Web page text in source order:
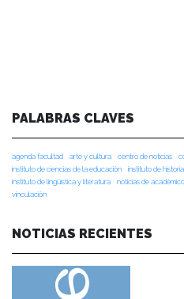
PALABRAS CLAVES
agenda facultad arte y cultura centro de noticias
instituto de ciencias de la educación
instituto de
instituto de lingüística y literatura
noticias de
vinculación
NOTICIAS RECIENTES